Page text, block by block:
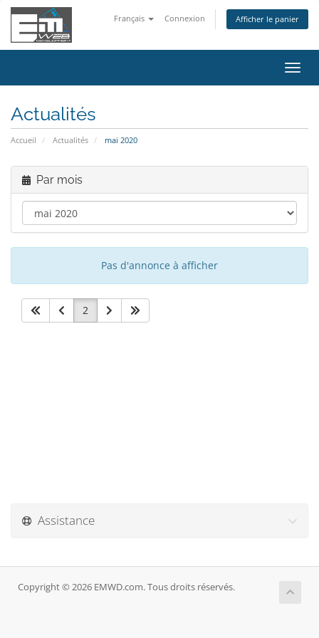
Français Connexion Afficher le panier
la
Actualités
Accueil Actualités mai 2020
Par mois
Pas d'annonce à afficher
2
Assistance
Copyright © 2026 EMWD.com. Tous droits réservés.